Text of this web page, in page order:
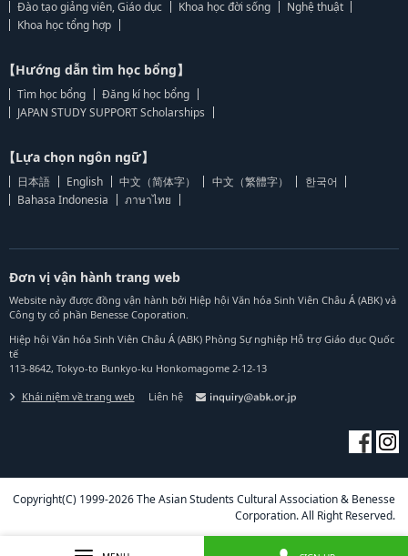
Đào tạo giảng viên, Giáo dục
Khoa học đời sống
Nghệ thuật
Khoa học tổng hợp
【Hướng dẫn tìm học bổng】
Tìm học bổng
Đăng kí học bổng
JAPAN STUDY SUPPORT Scholarships
【Lựa chọn ngôn ngữ】
日本語 English 中文（简体字） 中文（繁體字）
한국어
Bahasa Indonesia
ภาษาไทย
Đơn vị vận hành trang web
Website này được đồng vận hành bởi Hiệp hội Văn hóa Sinh Viên Châu Á (ABK) và
Công ty cổ phần Benesse Coporation.
Hiệp hội Văn hóa Sinh Viên Châu Á (ABK) Phòng Sự nghiệp Hỗ trợ Giáo dục Quốc
tế
113-8642, Tokyo-to Bunkyo-ku Honkomagome 2-12-13
Khái niệm về trang web Liên hệ
Copyright(C) 1999-2026 The Asian Students Cultural Association & Benesse
Corporation. All Right Reserved.